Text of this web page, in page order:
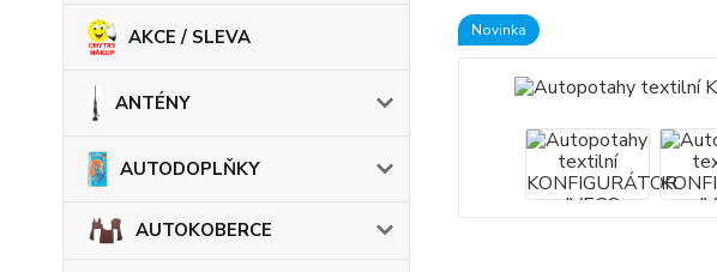
AKCE / SLEVA
ANTÉNY
AUTODOPLŇKY
AUTOKOBERCE
Novinka